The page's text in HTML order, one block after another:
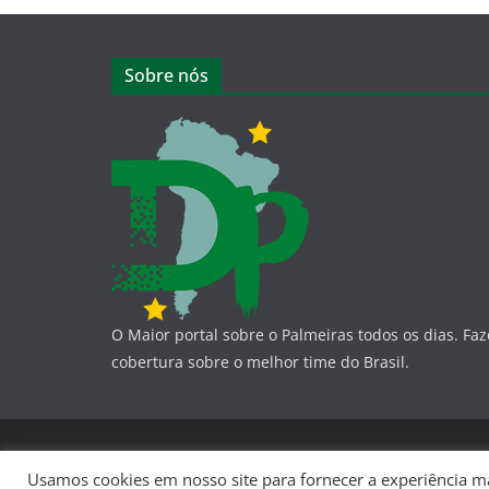
Sobre nós
O Maior portal sobre o Palmeiras todos os dias.
cobertura sobre o melhor time do Brasil.
Usamos cookies em nosso site para fornecer a experiência